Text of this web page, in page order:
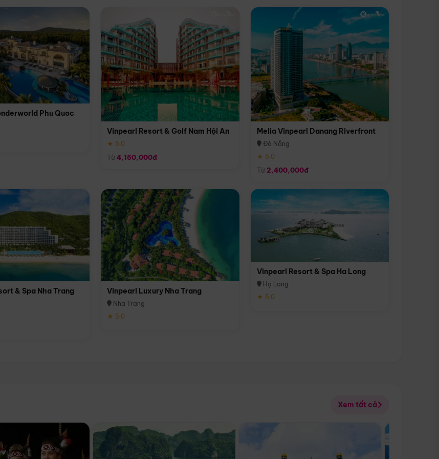
Phu Quoc
Vinpearl Resort & Golf Nam Hội An
★ 5.0
Từ4,150,000đ
Melia Vinpearl Danang Riverfront
Đà Nẵng
★ 5.0
Từ 2,400,000đ
& Spa Nha Trang
Vinpearl Luxury Nha Trang
Nha Trang
★ 5.0
Vinpearl Resort & Spa Ha Long
Hạ Long
★ 5.0
Xem tất cả